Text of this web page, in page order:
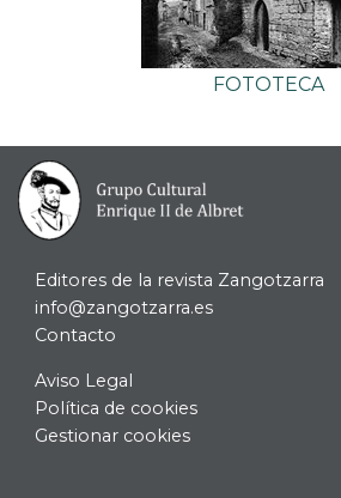
FOTOTECA
Editores de la revista Zangotzarra
info@zangotzarra.es
Contacto
Aviso Legal
Política de cookies
Gestionar cookies